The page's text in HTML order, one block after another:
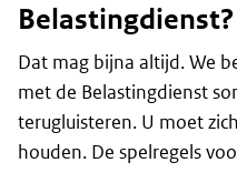
Belastingdienst?
Dat mag bijna altijd. We
met de Belastingdienst
terugluisteren. U moet
houden. De spelregels